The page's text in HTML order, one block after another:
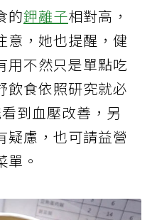
的鉀離子相對高，
意，她也提醒，健
用不然只是單點吃
飲食依照研究就必
到血壓改善，另
疑慮，也可請益營
。